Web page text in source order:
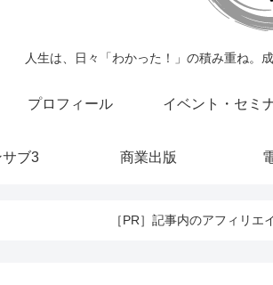
人生は、日々「わかった！」の積み重ね。
プロフィール イベント・セミ
ブ3 商業出版
［PR］記事内のアフィリ